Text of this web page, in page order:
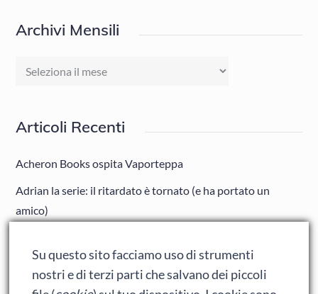
Archivi Mensili
Archivi
Articoli Recenti
Acheron Books ospita Vaporteppa
Adrian la serie: il ritardato è tornato (e ha portato un
amico)
Ralph spacca Internet: analisi del film
Bumblebee: un buon film dei Transformers
Su questo sito facciamo uso di strumenti
nostri e di terzi parti che salvano dei piccoli